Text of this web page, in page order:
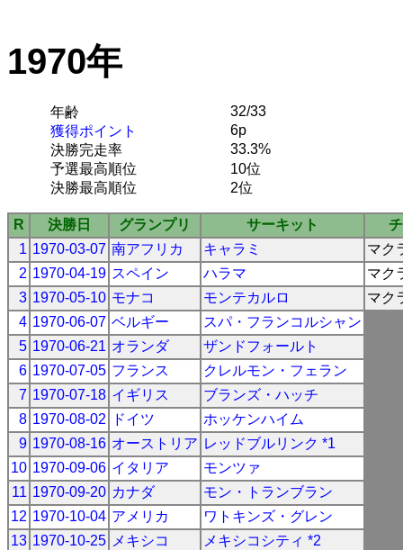
1970年
年齢
32/33
獲得ポイント
6p
決勝完走率
33.3%
予選最高順位
10位
決勝最高順位
2位
R 決勝日 グランプリ サーキット
1 1970-03-07 南アフリカ キャラミ
マク
2 1970-04-19 スペイン ハラマ
マク
3 1970-05-10 モナコ モンテカルロ
マク
4 1970-06-07 ベルギー
スパ・フランコルシャン
5 1970-06-21 オランダ
ザンドフォールト
6 1970-07-05 フランス
クレルモン・フェラン
7 1970-07-18 イギリス
ブランズ・ハッチ
8 1970-08-02 ドイツ
ホッケンハイム
9 1970-08-16 オーストリア レッドブルリンク *1
10 1970-09-06 イタリア
モンツァ
11 1970-09-20 カナダ
モン・トランブラン
12 1970-10-04 アメリカ
ワトキンズ・グレン
13 1970-10-25 メキシコ メキシコシティ *2